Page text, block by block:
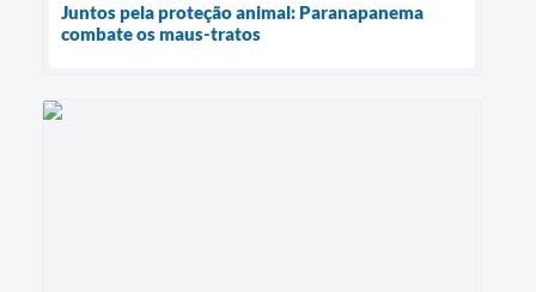
Juntos pela proteção animal: Paranapanema
combate os maus-tratos